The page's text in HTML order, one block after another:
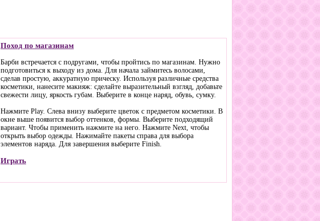
Поход по магазинам
Барби встречается с подругами, чтобы пройтись по магазинам. Нужно
подготовиться к выходу из дома. Для начала займитесь волосами,
сделав простую, аккуратную прическу. Используя различные средства
косметики, нанесите макияж: сделайте выразительный взгляд, добавьте
свежести лицу, яркость губам. Выберите в конце наряд, обувь, сумку.
Нажмите Play. Слева внизу выберите цветок с предметом косметики. В
окне выше появится выбор оттенков, формы. Выберите подходящий
вариант. Чтобы применить нажмите на него. Нажмите Next, чтобы
открыть выбор одежды. Нажимайте пакеты справа для выбора
элементов наряда. Для завершения выберите Finish.
Играть